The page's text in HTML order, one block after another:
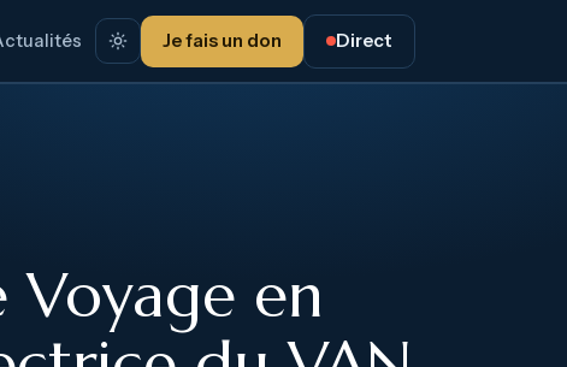
Je fais un don Direct
Voyage en